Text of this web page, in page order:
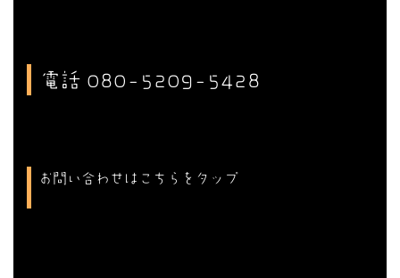
電話 080-5209-5428
お問い合わせはこちらをタップ